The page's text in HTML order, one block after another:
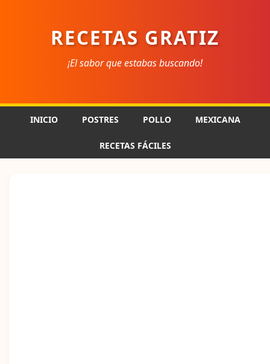
RECETAS GRATIZ
¡El sabor que estabas buscando!
INICIO POSTRES POLLO MEXICANA
RECETAS FÁCILES